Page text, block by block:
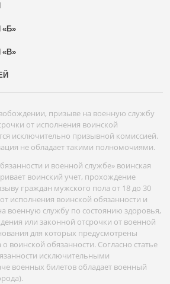
призыве на военную службу
от исполнения воинской
исключительно призывной комиссией.
не обладает такими полномочиями.
и военной службе» воинская
воинский учет, прохождение
граждан мужского пола от 18 до 30
исполнения воинской обязанности и
военную службу по состоянию здоровья,
или законной отсрочки от военной
для которых предусмотрены
воинской обязанности. Согласно статье
исключительными
военных билетов обладает военный